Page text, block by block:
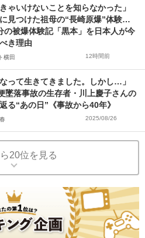
きゃいけないことを知らなかった」
見つけた祖母の“長崎原爆”体験…
の被爆体験記「黒本」を日本人が今
き理由
横田 12時間前
なって生きてきました。しかし…」
墜落事故の生存者・川上慶子さんの
る“あの日”《事故から40年》
2025/08/26
20位を見る